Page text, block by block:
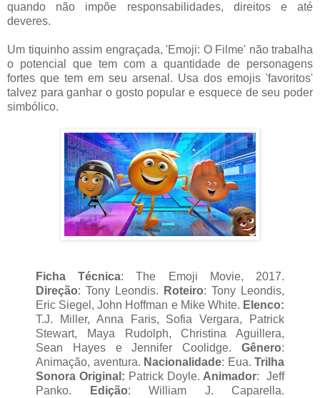
quando não impõe responsabilidades, direitos e até
deveres.
Um tiquinho assim engraçada, 'Emoji: O Filme' não trabalha
o potencial que tem com a quantidade de personagens
fortes que tem em seu arsenal. Usa dos emojis 'favoritos'
talvez para ganhar o gosto popular e esquece de seu poder
simbólico.
Ficha Técnica: The Emoji Movie, 2017.
Direção: Tony Leondis. Roteiro: Tony Leondis,
Eric Siegel, John Hoffman e Mike White. Elenco:
T.J. Miller, Anna Faris, Sofia Vergara, Patrick
Stewart, Maya Rudolph, Christina Aguillera,
Sean Hayes e Jennifer Coolidge. Gênero:
Animação, aventura. Nacionalidade: Eua. Trilha
Sonora Original: Patrick Doyle. Animador: Jeff
Panko.
Edição: William J. Caparella.